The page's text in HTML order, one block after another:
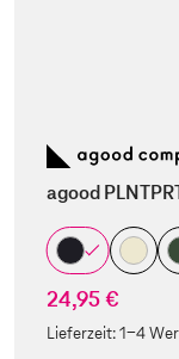
agood
24,95 €
Lieferzeit:1-4